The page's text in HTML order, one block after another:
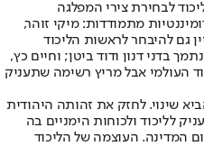
לבחירת צירי המפלגה
מתמודדות: מיקי זוהר,
גם להיבחר לראשות הליכוד
בדני דנון ודוד ביטן; וחיים כץ,
העולמי אבל מריץ רשימה שתעניק
שינוי. לחזק את זהותה היהודית
לליכוד ולכוחות הימניים בה
המדינה. העוצמה של הליכוד